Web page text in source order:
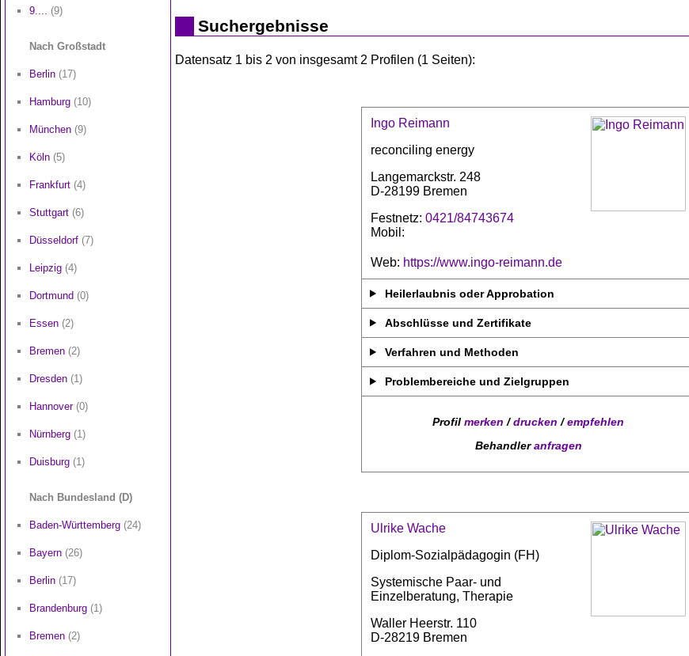
9.... (9)
Nach Großstadt
Berlin (17)
Hamburg (10)
München (9)
Köln (5)
Frankfurt (4)
Stuttgart (6)
Düsseldorf (7)
Leipzig (4)
Dortmund (0)
Essen (2)
Bremen (2)
Dresden (1)
Hannover(0)
Nürnberg (1)
Duisburg (1)
Nach Bundesland (D)
Baden-Württemberg (24)
Bayern (26)
Berlin (17)
Brandenburg (1)
Bremen (2)
Suchergebnisse
Datensatz 1 bis 2 von insgesamt 2 Profilen (1 Seiten):
Ingo Reimann
reconciling energy
Langemarckstr. 248
D-28199 Bremen
Festnetz: 0421/84743674
Mobil:
Web: https://www.ingo-reimann.de
Heilerlaubnis oder Approbation
Abschlüsse und Zertifikate
Verfahren und Methoden
Problembereiche und Zielgruppen
Profil merken /drucken /empfehlen
Behandleranfragen
Ulrike Wache
Diplom-Sozialpädagogin (FH)
Systemische Paar- und
Einzelberatung, Therapie
Waller Heerstr. 110
D-28219 Bremen